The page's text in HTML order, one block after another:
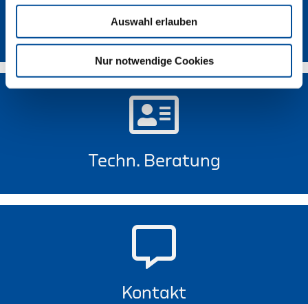
Auswahl erlauben
Nur notwendige Cookies
GEDORE Torque Solutions Log-In
Techn. Beratung
Kontakt